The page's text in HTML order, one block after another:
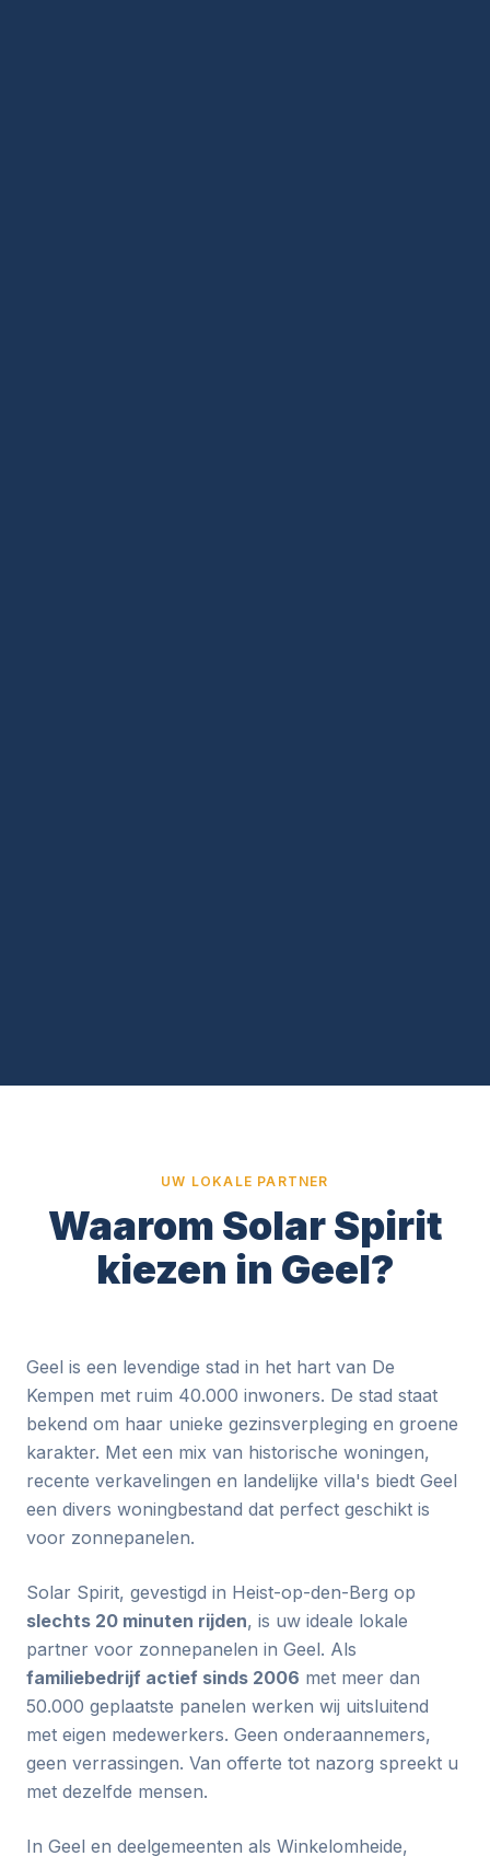
UW LOKALE PARTNER
Waarom Solar Spirit
kiezen in Geel?
Geel is een levendige stad in het hart van De
Kempen met ruim 40.000 inwoners. De stad staat
bekend om haar unieke gezinsverpleging en groene
karakter. Met een mix van historische woningen,
recente verkavelingen en landelijke villa's biedt Geel
een divers woningbestand dat perfect geschikt is
voor zonnepanelen.
Solar Spirit, gevestigd in Heist-op-den-Berg op
slechts 20 minuten rijden, is uw ideale lokale
partner voor zonnepanelen in Geel. Als
familiebedrijf actief sinds 2006 met meer dan
50.000 geplaatste panelen werken wij uitsluitend
met eigen medewerkers. Geen onderaannemers,
geen verrassingen. Van offerte tot nazorg spreekt u
met dezelfde mensen.
In Geel en deelgemeenten als Winkelomheide,